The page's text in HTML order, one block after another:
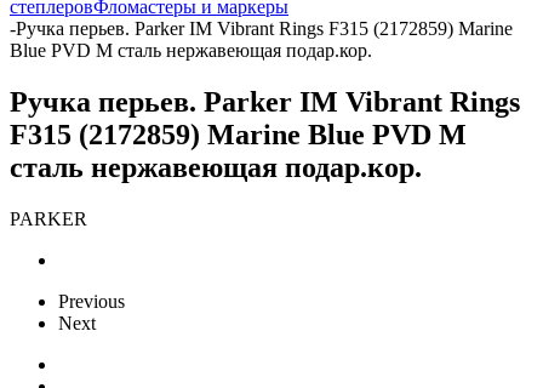
степлеровФломастеры и маркеры
-Ручка перьев. Parker IM Vibrant Rings F315 (2172859) Marine
Blue PVD M сталь нержавеющая подар.кор.
Ручка перьев. Parker IM Vibrant Rings
F315 (2172859) Marine Blue PVD M
сталь нержавеющая подар.кор.
PARKER
Previous
Next